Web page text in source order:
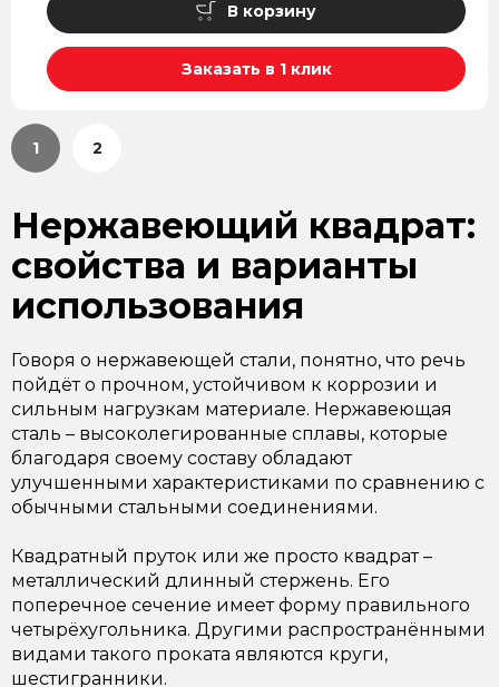
В корзину
Заказать в 1 клик
1 2
Нержавеющий квадрат:
свойства и варианты
использования
Говоря о нержавеющей стали, понятно, что речь
пойдёт о прочном, устойчивом к коррозии и
сильным нагрузкам материале. Нержавеющая
сталь – высоколегированные сплавы, которые
благодаря своему составу обладают
улучшенными характеристиками по сравнению с
обычными стальными соединениями.
Квадратный пруток или же просто квадрат –
металлический длинный стержень. Его
поперечное сечение имеет форму правильного
четырёхугольника. Другими распространёнными
видами такого проката являются круги,
шестигранники.